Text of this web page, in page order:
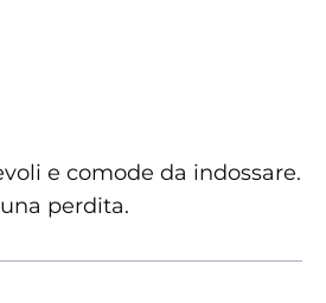
di 5 su 5 stelle
e comode da indossare.
perdita.